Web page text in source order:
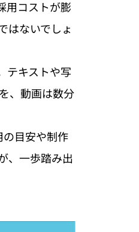
用コストが膨
はないでしょ
テキストや写
、動画は数分
目安や制作
、一歩踏み出